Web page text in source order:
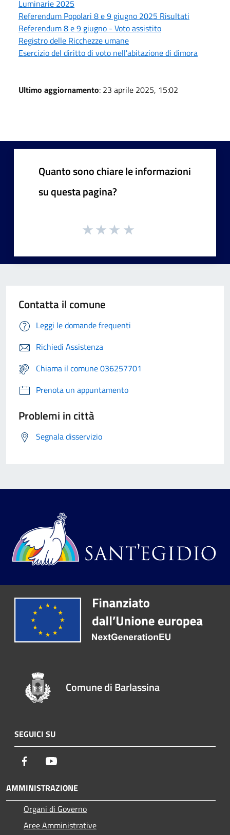
Luminarie 2025
Referendum Popolari 8 e 9 giugno 2025 Risultati
Referendum 8 e 9 giugno - Voto assistito
Registro delle Ricchezze umane
Esercizio del diritto di voto nell'abitazione di dimora
Ultimo aggiornamento: 23 aprile 2025, 15:02
Quanto sono chiare le informazioni
su questa pagina?
Contatta il comune
Leggi le domande frequenti
Richiedi Assistenza
Chiama il comune 036257701
Prenota un appuntamento
Problemi in città
Segnala disservizio
Comune di Barlassina
SEGUICI SU
Facebook
AMMINISTRAZIONE
Organi di Governo
Aree Amministrative